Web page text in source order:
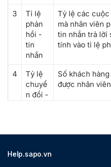
3
Tỉ lệ
phản
hồi -
tin
nhắn
Tỷ lệ các
mà nhân viên
tin nhắn trả lời
tính vào tỉ lệ
4
Tỷ lệ
chuyể
n đổi -
Số khách
được nhân
5
Thời
phản
Thời gian
Help.sapo.vn